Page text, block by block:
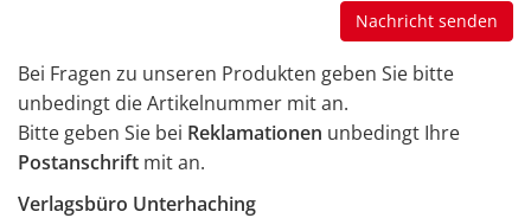
Bei Fragen zu unseren Produkten geben Sie bitte
unbedingt die Artikelnummer mit an.
Bitte geben Sie bei Reklamationen unbedingt Ihre
Postanschrift mit an.
Verlagsbüro Unterhaching